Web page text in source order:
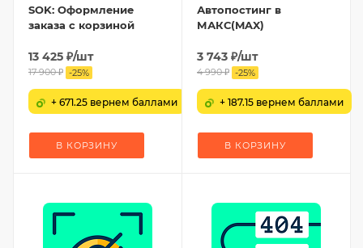
SOK: Оформление
заказа с корзиной
13 425 ₽/шт
17 900₽ -25%
+ 671.25 вернем баллами
В КОРЗИНУ
Автопостинг в
МАКС(MAX)
3 743 ₽/шт
4 990₽ -25%
+ 187.15 вернем баллами
В КОРЗИНУ